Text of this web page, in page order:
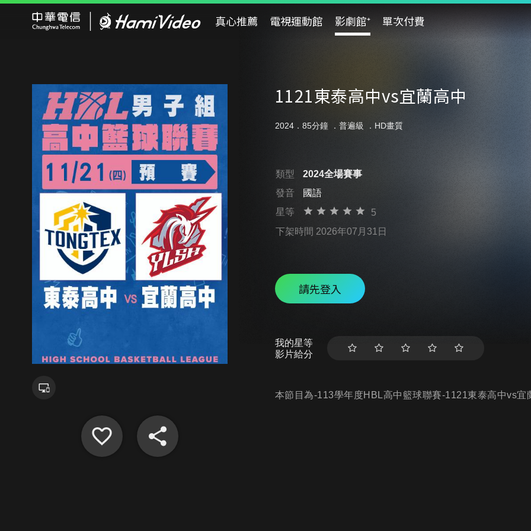
真心推薦 電視運動館 影劇館⁺ 單次付費
1121東泰高中vs宜蘭高中
2024．85分鐘 ． 普遍級 ．HD畫質
類型
2024全場賽事
發音
國語
星等
5
下架時間 2026年07月31日
請先登入
我的星等
影片給分
本節目為-113學年度HBL高中籃球聯賽-1121東泰高中vs宜